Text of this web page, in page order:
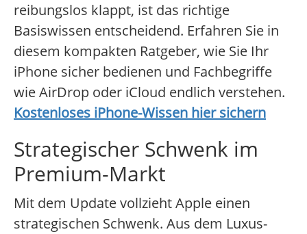
reibungslos klappt, ist das richtige
Basiswissen entscheidend. Erfahren Sie in
diesem kompakten Ratgeber, wie Sie Ihr
iPhone sicher bedienen und Fachbegriffe
wie AirDrop oder iCloud endlich verstehen.
Kostenloses iPhone-Wissen hier sichern
Strategischer Schwenk im
Premium-Markt
Mit dem Update vollzieht Apple einen
strategischen Schwenk. Aus dem Luxus-